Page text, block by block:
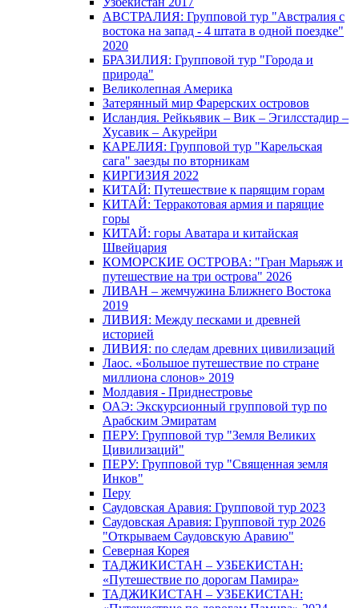
АВСТРАЛИЯ: Групповой тур "Австралия с
востока на запад - 4 штата в одной поездке"
2020
БРАЗИЛИЯ: Групповой тур "Города и
природа"
Великолепная Америка
Затерянный мир Фарерских островов
Исландия. Рейкьявик – Вик – Эгилсстадир –
Хусавик – Акурейри
КАРЕЛИЯ: Групповой тур "Карельская
сага" заезды по вторникам
КИРГИЗИЯ 2022
КИТАЙ: Путешествие к парящим горам
КИТАЙ: Терракотовая армия и парящие
горы
КИТАЙ: горы Аватара и китайская
Швейцария
КОМОРСКИЕ ОСТРОВА: "Гран Марьяж и
путешествие на три острова" 2026
ЛИВАН – жемчужина Ближнего Востока
2019
ЛИВИЯ: Между песками и древней
историей
ЛИВИЯ: по следам древних цивилизаций
Лаос. «Большое путешествие по стране
миллиона слонов» 2019
Молдавия - Приднестровье
ОАЭ: Экскурсионный групповой тур по
Арабским Эмиратам
ПЕРУ: Групповой тур "Земля Великих
Цивилизаций"
ПЕРУ: Групповой тур "Священная земля
Инков"
Перу
Саудовская Аравия: Групповой тур 2023
Саудовская Аравия: Групповой тур 2026
"Открываем Саудовскую Аравию"
Северная Корея
ТАДЖИКИСТАН – УЗБЕКИСТАН:
«Путешествие по дорогам Памира»
ТАДЖИКИСТАН – УЗБЕКИСТАН: